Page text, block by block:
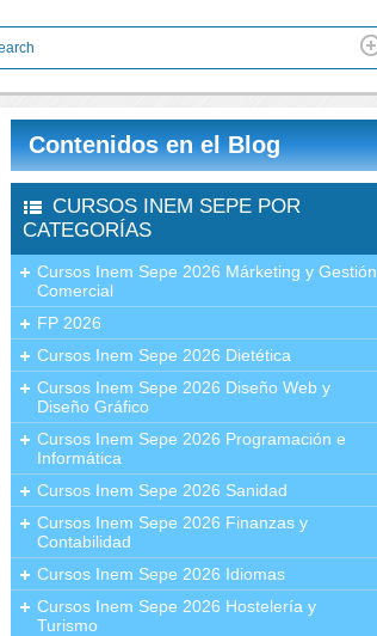
Contenidos en el Blog
CURSOS INEM SEPE POR
CATEGORÍAS
Cursos Inem Sepe 2026 Márketing y Gestión
Comercial
FP 2026
Cursos Inem Sepe 2026 Dietética
Cursos Inem Sepe 2026 Diseño Web y
Diseño Gráfico
Cursos Inem Sepe 2026 Programación e
Informática
Cursos Inem Sepe 2026 Sanidad
Cursos Inem Sepe 2026 Finanzas y
Contabilidad
Cursos Inem Sepe 2026 Idiomas
Cursos Inem Sepe 2026 Hostelería y
Turismo